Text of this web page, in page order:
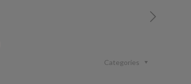
Categories